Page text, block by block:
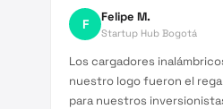
F Felipe M.
Startup Hub Bogotá
Los cargadores
nuestro logo fueron el
para nuestros